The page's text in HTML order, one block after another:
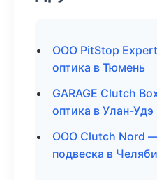
ООО PitStop
оптика в Тюмень
GARAGE Clutch
оптика в Улан-Удэ
ООО Clutch Nord
подвеска в